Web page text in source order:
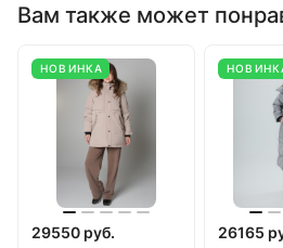
Вам также может
НОВИНКА
29550 руб.
26165